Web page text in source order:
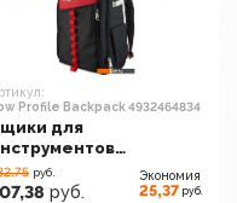
Profile Backpack 4932464834
для
Low Profile
4932464834
руб.
руб.
Экономия
25,37 руб.